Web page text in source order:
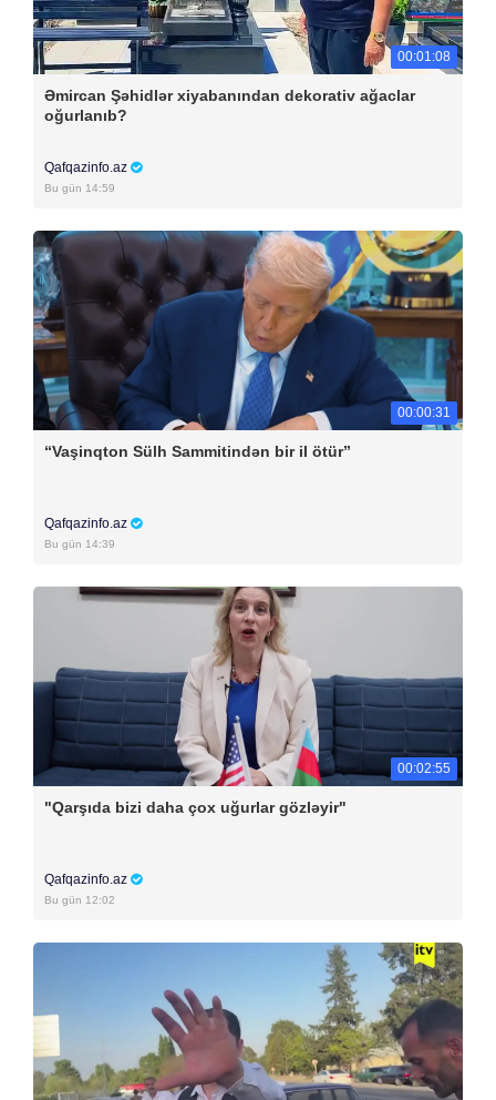
00:01:08
Əmircan Şəhidlər xiyabanından dekorativ ağaclar
oğurlanıb?
Qafqazinfo.az
Bu gün 14:59
00:00:31
“Vaşinqton Sülh Sammitindən bir il ötür”
Qafqazinfo.az
Bu gün 14:39
00:02:55
"Qarşıda bizi daha çox uğurlar gözləyir"
Qafqazinfo.az
Bu gün 12:02